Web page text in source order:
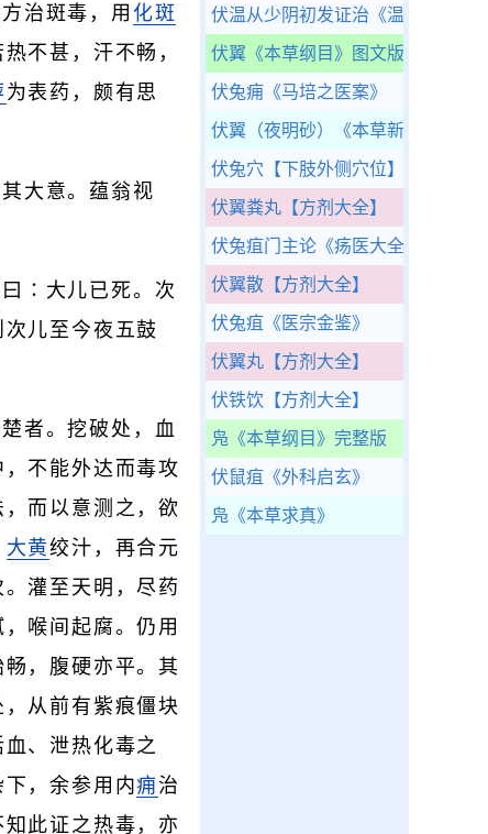
治斑毒，用 化斑
不甚，汗不畅，
为表药，颇有思
大意。蕴翁视
曰∶大儿已死。次
儿至今夜五鼓
者。挖破处，血
不能外达而毒攻
而以意测之，欲
大黄绞汁，再合元
灌至天明，尽药
喉间起腐。仍用
畅，腹硬亦平。其
从前有紫痕僵块
、泄热化毒之
，余参用内痈治
此证之热毒，亦
伏温从少阴初发证治 《温热逢源》
伏翼 《本草纲目》图文版
伏兔痈 《马培之医案》
伏翼（夜明砂） 《本草新编》
伏兔穴 【下肢外侧穴位】
伏翼粪丸 【方剂大全】
伏兔疽门主论 《疡医大全》
伏翼散 【方剂大全】
伏兔疽 《医宗金鉴》
伏翼丸 【方剂大全】
伏铁饮 【方剂大全】
凫 《本草纲目》完整版
伏鼠疽 《外科启玄》
凫 《本草求真》